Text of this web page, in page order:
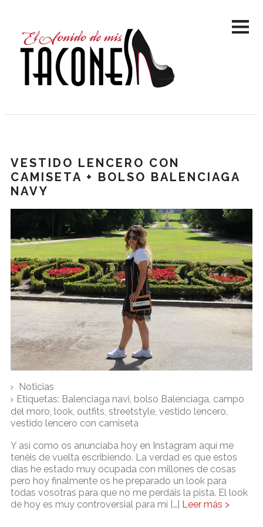
VESTIDO LENCERO CON
CAMISETA + BOLSO BALENCIAGA
NAVY
Noticias
Etiquetas: Balenciaga navi, bolso Balenciaga, campo
del moro, look, outfits, streetstyle, vestido lencero,
vestido lencero con camiseta
Y así como os anunciaba hoy en Instagram aquí me
tenéis de vuelta escribiendo. La verdad es que estos
días he estado muy ocupada con millones de cosas
pero hoy finalmente os he preparado un look para
todas vosotras para que no me perdáis la pista. El look
de hoy es muy controversial para mí […] Leer más >